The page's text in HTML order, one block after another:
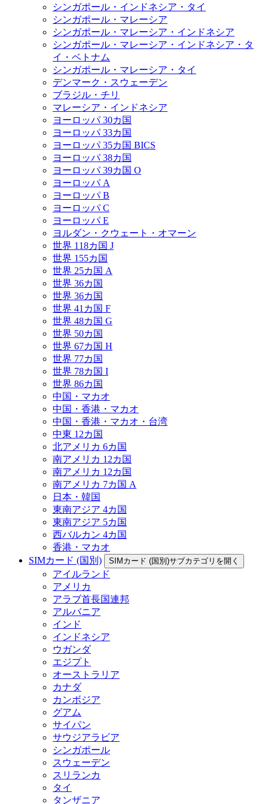
シンガポール・インドネシア・タイ
シンガポール・マレーシア
シンガポール・マレーシア・インドネシア
シンガポール・マレーシア・インドネシア・タ
イ・ベトナム
シンガポール・マレーシア・タイ
デンマーク・スウェーデン
ブラジル・チリ
マレーシア・インドネシア
ヨーロッパ 30カ国
ヨーロッパ 33カ国
ヨーロッパ 35カ国 BICS
ヨーロッパ 38カ国
ヨーロッパ 39カ国 O
ヨーロッパ A
ヨーロッパ B
ヨーロッパ C
ヨーロッパ E
ヨルダン・クウェート・オマーン
世界 118カ国 J
世界 155カ国
世界 25カ国 A
世界 36カ国
世界 36カ国
世界 41カ国 F
世界 48カ国 G
世界 50カ国
世界 67カ国 H
世界 77カ国
世界 78カ国 I
世界 86カ国
中国・マカオ
中国・香港・マカオ
中国・香港・マカオ・台湾
中東 12カ国
北アメリカ 6カ国
南アメリカ 12カ国
南アメリカ 12カ国
南アメリカ 7カ国 A
日本・韓国
東南アジア 4カ国
東南アジア 5カ国
西バルカン 4カ国
香港・マカオ
SIMカード (国別)
SIMカード (国別)サブカテゴリを開く
アイルランド
アメリカ
アラブ首長国連邦
アルバニア
インド
インドネシア
ウガンダ
エジプト
オーストラリア
カナダ
カンボジア
グアム
サイパン
サウジアラビア
シンガポール
スウェーデン
スリランカ
タイ
タンザニア